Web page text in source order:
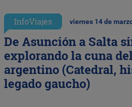
InfoViajes viernes 14 de
De Asunción a Salta
explorando la cuna
argentino (Catedral,
legado gaucho)